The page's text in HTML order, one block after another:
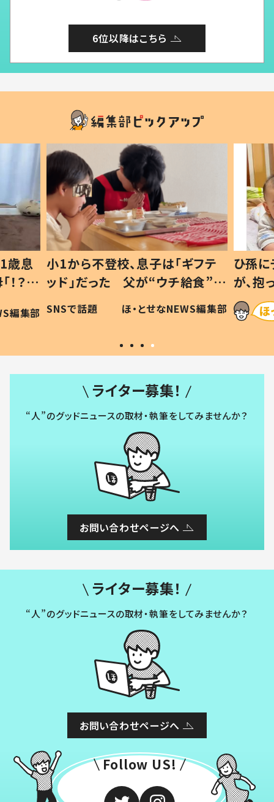
6位以降はこちら
歳息
？」
編集部
小1から不登校、息子は「ギフテ
ッド」だった 父が“ウチ給食”を
作り続ける理由とは #令和の親
#令和の子
SNSで話題 ほ・とせなNEWS編集部
ひ孫
が、
「涙が
い」
ライター募集！
“人”のグッドニュースの取材・執筆をしてみませんか？
お問い合わせページへ
ライター募集！
“人”のグッドニュースの取材・執筆をしてみませんか？
お問い合わせページへ
Follow US!